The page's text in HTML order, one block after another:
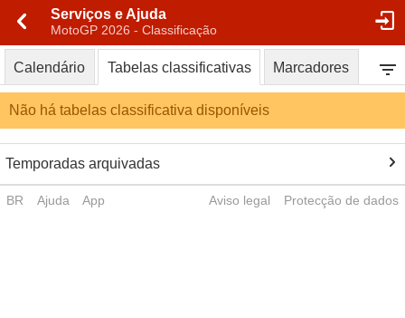
Serviços e Ajuda
MotoGP 2026 - Classificação
Calendário Tabelas classificativas Marcadores
Não há tabelas classificativa disponíveis
Temporadas arquivadas
BR Ajuda App Aviso legal Protecção de dados